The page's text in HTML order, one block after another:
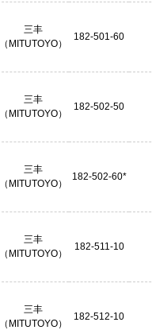
三丰
（MITUTOYO）
182-501-60
三丰
（MITUTOYO）
182-502-50
三丰
（MITUTOYO）
182-502-60*
三丰
（MITUTOYO）
182-511-10
三丰
（MITUTOYO）
182-512-10